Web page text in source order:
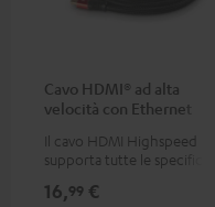
Cavo HDMI® ad alta
velocità con Ethernet
Il cavo HDMI Highspeed
supporta tutte le specifiche
16,99 €